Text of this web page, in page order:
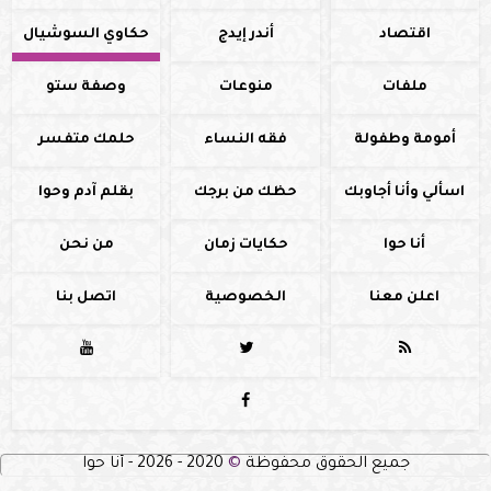
اقتصاد أندر إيدج حكاوي السوشيال
ملفات منوعات وصفة ستو
أمومة وطفولة فقه النساء حلمك متفسر
اسألي وأنا أجاوبك حظك من برجك بقلم آدم وحوا
أنا حوا حكايات زمان من نحن
اعلن معنا الخصوصية اتصل بنا




جميع الحقوق محفوظة ©